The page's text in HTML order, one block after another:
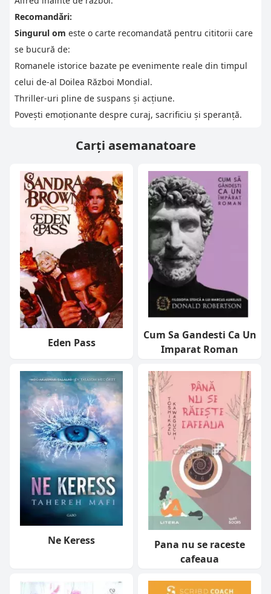
Recomandări:
Singurul om este o carte recomandată pentru cititorii care
se bucură de:
Romanele istorice bazate pe evenimente reale din timpul
celui de-al Doilea Război Mondial.
Thriller-uri pline de suspans și acțiune.
Povești emoționante despre curaj, sacrificiu și speranță.
Carți asemanatoare
Eden Pass
Cum Sa Gandesti Ca Un
Imparat Roman
Ne Keress
Pana nu se raceste
cafeaua